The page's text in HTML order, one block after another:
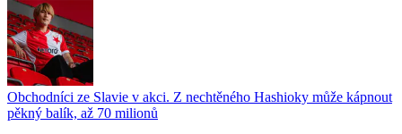
Obchodníci ze Slavie v akci. Z nechtěného Hashioky může kápnout
pěkný balík, až 70 milionů